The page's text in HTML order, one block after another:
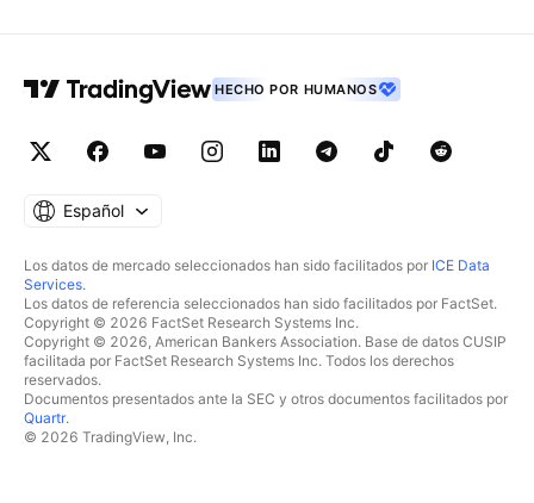
HECHO POR HUMANOS
Español
Los datos de mercado seleccionados han sido facilitados por ICE Data
Services.
Los datos de referencia seleccionados han sido facilitados por FactSet.
Copyright © 2026 FactSet Research Systems Inc.
Copyright © 2026, American Bankers Association. Base de datos CUSIP
facilitada por FactSet Research Systems Inc. Todos los derechos
reservados.
Documentos presentados ante la SEC y otros documentos facilitados por
Quartr.
© 2026 TradingView, Inc.